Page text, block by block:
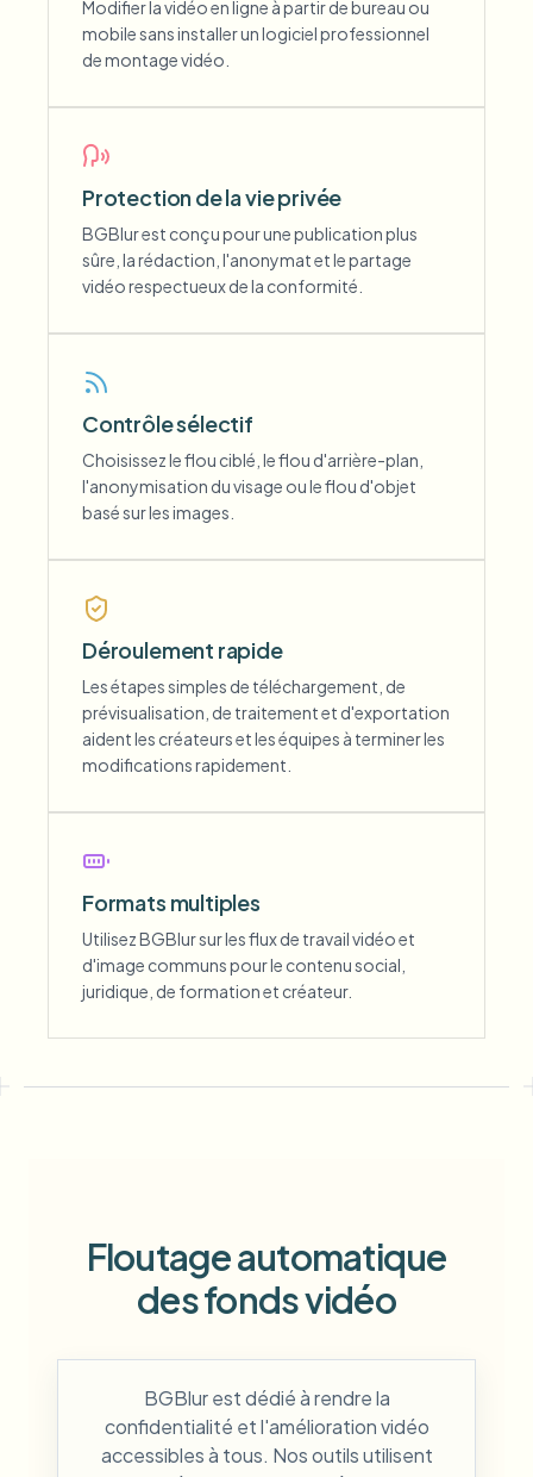
Modifier la vidéo en ligne à partir de bureau ou
mobile sans installer un logiciel professionnel
de montage vidéo.
Protection de la vie privée
BGBlur est conçu pour une publication plus
sûre, la rédaction, l'anonymat et le partage
vidéo respectueux de la conformité.
Contrôle sélectif
Choisissez le flou ciblé, le flou d'arrière-plan,
l'anonymisation du visage ou le flou d'objet
basé sur les images.
Déroulement rapide
Les étapes simples de téléchargement, de
prévisualisation, de traitement et d'exportation
aident les créateurs et les équipes à terminer les
modifications rapidement.
Formats multiples
Utilisez BGBlur sur les flux de travail vidéo et
d'image communs pour le contenu social,
juridique, de formation et créateur.
Floutage automatique
des fonds vidéo
BGBlur est dédié à rendre la
confidentialité et l'amélioration vidéo
accessibles à tous. Nos outils utilisent